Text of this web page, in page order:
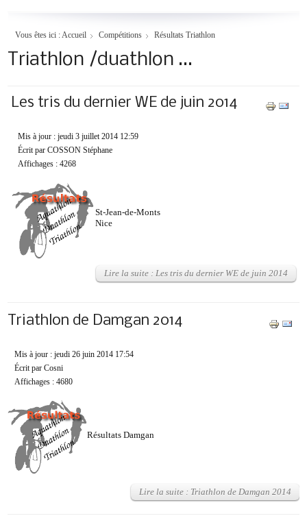
Vous êtes ici :Accueil Compétitions Résultats Triathlon
Triathlon /duathlon ...
Les tris du dernier WE de juin 2014
Mis à jour : jeudi 3 juillet 2014 12:59
Écrit par COSSON Stéphane
Affichages : 4268
St-Jean-de-Monts
Nice
Lire la suite : Les tris du dernier WE de juin 2014
Triathlon de Damgan 2014
Mis à jour : jeudi 26 juin 2014 17:54
Écrit par Cosni
Affichages : 4680
Résultats Damgan
Lire la suite : Triathlon de Damgan 2014